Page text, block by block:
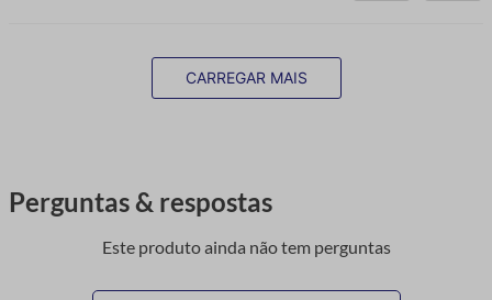
CARREGAR MAIS
Perguntas & respostas
Este produto ainda não tem perguntas